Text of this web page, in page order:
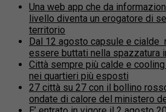
Una web app che da
livello diventa un erogatore di
territorio
Dal 12 agosto capsule e cialde
essere buttati nella spazzatura
Città sempre più calde e
nei quartieri più esposti
27 città su 27 con il bollino
ondate di calore del ministero